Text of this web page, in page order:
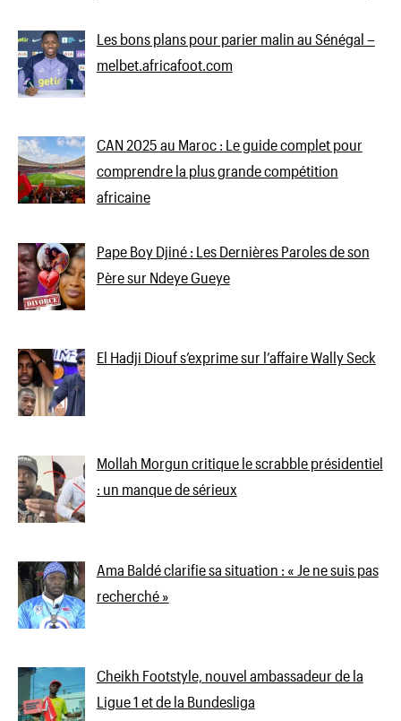
Les bons plans pour parier malin au Sénégal –
melbet.africafoot.com
CAN 2025 au Maroc : Le guide complet pour
comprendre la plus grande compétition
africaine
Pape Boy Djiné : Les Dernières Paroles de son
Père sur Ndeye Gueye
El Hadji Diouf s’exprime sur l’affaire Wally Seck
Mollah Morgun critique le scrabble présidentiel
: un manque de sérieux
Ama Baldé clarifie sa situation : « Je ne suis pas
recherché »
Cheikh Footstyle, nouvel ambassadeur de la
Ligue 1 et de la Bundesliga